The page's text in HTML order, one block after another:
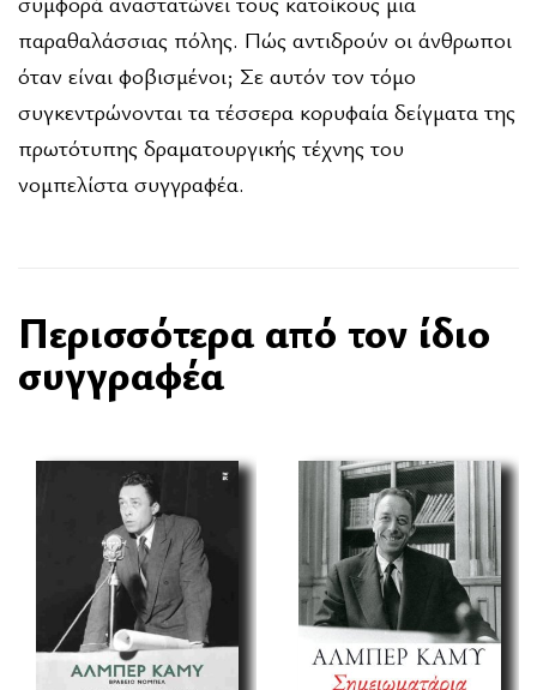
παραθαλάσσιας πόλης. Πώς αντιδρούν οι άνθρωποι
όταν είναι φοβισμένοι; Σε αυτόν τον τόμο
συγκεντρώνονται τα τέσσερα κορυφαία δείγματα της
πρωτότυπης δραματουργικής τέχνης του
νομπελίστα συγγραφέα.
Περισσότερα από τον ίδιο
συγγραφέα